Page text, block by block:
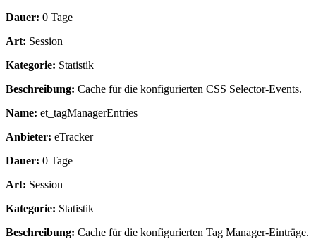
Dauer: 0 Tage
Art: Session
Kategorie: Statistik
Beschreibung: Cache für die konfigurierten CSS Selector-Events.
Name: et_tagManagerEntries
Anbieter: eTracker
Dauer: 0 Tage
Art: Session
Kategorie: Statistik
Beschreibung: Cache für die konfigurierten Tag Manager-Einträge.